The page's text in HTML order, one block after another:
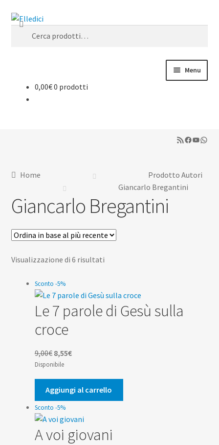
Vai
alla
Vai
Cerca:
Cerca
Menu
Libreria Online
Sussidi
Riviste
0,00€0 prodotti
RSS FeedFacebook
Home
Prodotto Autori
Giancarlo Bregantini
Giancarlo Bregantini
Visualizzazione di 6 risultatiOrdina
al
più
Sconto -5%
Le 7 parole di Gesù sulla
croce
9,00€ Il
prezzo
originale
era:
9,00€.
8,55€Il
attuale
è:
8,55€.
Disponibile
Aggiungi al carrello
Sconto -5%
A voi giovani